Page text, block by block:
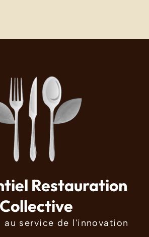
Restauration
Collective
au service de l'innovation